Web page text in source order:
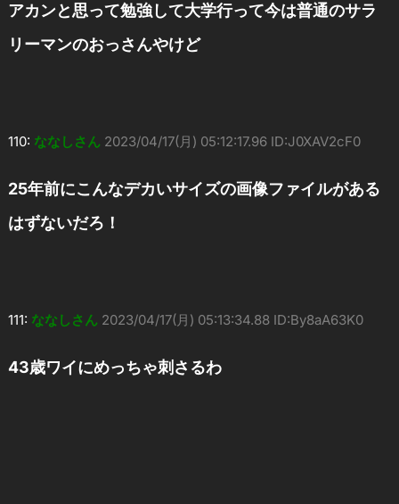
アカンと思って勉強して大学行って今は普通のサラ
リーマンのおっさんやけど
110: ななしさん 2023/04/17(月) 05:12:17.96 ID:J0XAV2cF0
25年前にこんなデカいサイズの画像ファイルがある
はずないだろ！
111: ななしさん 2023/04/17(月) 05:13:34.88 ID:By8aA63K0
43歳ワイにめっちゃ刺さるわ